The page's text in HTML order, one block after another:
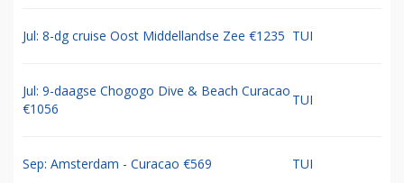
Jul: 8-dg cruise Oost Middellandse Zee €1235 TUI
Jul: 9-daagse Chogogo Dive & Beach Curacao
€1056
TUI
Sep: Amsterdam - Curacao €569 TUI